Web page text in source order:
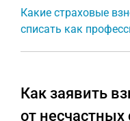
Какие страховые
списать как
Как заявить
от несчастных